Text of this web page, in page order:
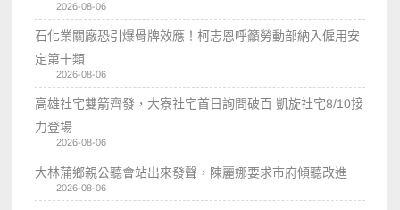
2026-08-06
石化業關廠恐引爆骨牌效應！柯志恩呼籲勞動部納入僱用安
定第十類
2026-08-06
高雄社宅雙箭齊發，大寮社宅首日詢問破百 凱旋社宅8/10接
力登場
2026-08-06
大林蒲鄉親公聽會站出來發聲，陳麗娜要求市府傾聽改進
2026-08-06